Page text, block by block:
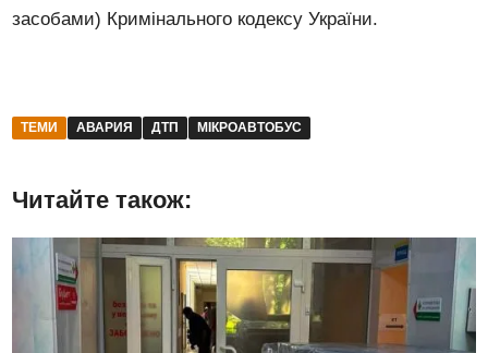
засобами) Кримінального кодексу України.
ТЕМИ АВАРИЯ ДТП МІКРОАВТОБУС
Читайте також: